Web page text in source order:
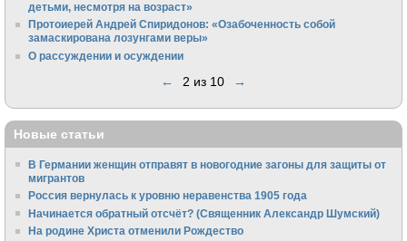
детьми, несмотря на возраст»
Протоиерей Андрей Спиридонов: «Озабоченность собой
замаскирована лозунгами веры»
О рассуждении и осуждении
← 2 из 10 →
Новые статьи
В Германии женщин отправят в новогодние загоны для защиты от
мигрантов
Россия вернулась к уровню неравенства 1905 года
Начинается обратный отсчёт? (Священник Александр Шумский)
На родине Христа отменили Рождество